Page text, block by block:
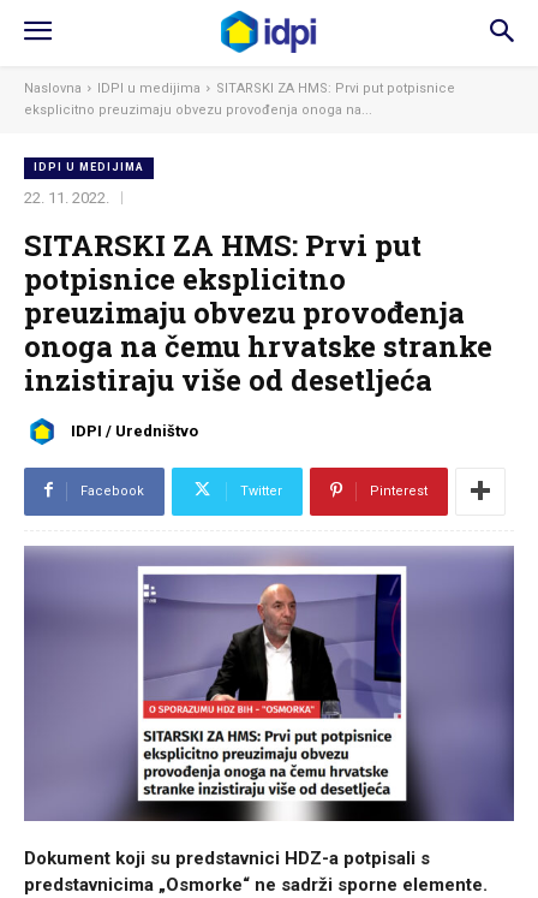
Naslovna IDPI u medijima
SITARSKI ZA HMS: Prvi put potpisnice
eksplicitno preuzimaju obvezu provođenja onoga na...
IDPI U MEDIJIMA
22. 11. 2022.
SITARSKI ZA HMS: Prvi put
potpisnice eksplicitno
preuzimaju obvezu provođenja
onoga na čemu hrvatske stranke
inzistiraju više od desetljeća
IDPI / Uredništvo
Facebook Twitter Pinterest
Dokument koji su predstavnici HDZ-a potpisali s
predstavnicima „Osmorke“ ne sadrži sporne elemente.